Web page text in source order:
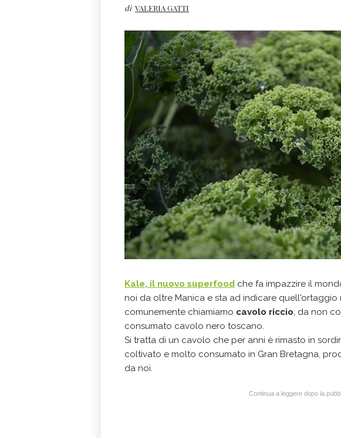
di VALERIA GATTI
Kale, il nuovo superfood che fa impazzire il
noi da oltre Manica e sta ad indicare quell'ortaggio
comunemente chiamiamo cavolo riccio, da non
consumato cavolo nero toscano.
Si tratta di un cavolo che per anni è rimasto in
coltivato e molto consumato in Gran Bretagna,
da noi.
Continua a leggere dopo la